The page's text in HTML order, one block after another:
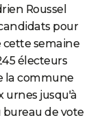
Roussel
pour
cette semaine
électeurs
la commune
urnes jusqu'à
bureau de vote